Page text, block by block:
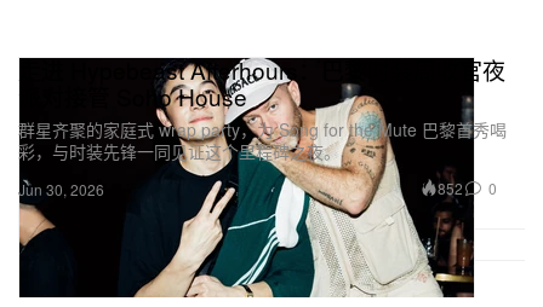
走进 Hypebeast Afterhours：巴黎时装周收官夜
派对接管 Soho House
群星齐聚的家庭式 wrap party，为 Song for the Mute 巴黎首秀喝
彩，与时装先锋一同见证这个里程碑之夜。
Jun 30, 2026 852 0